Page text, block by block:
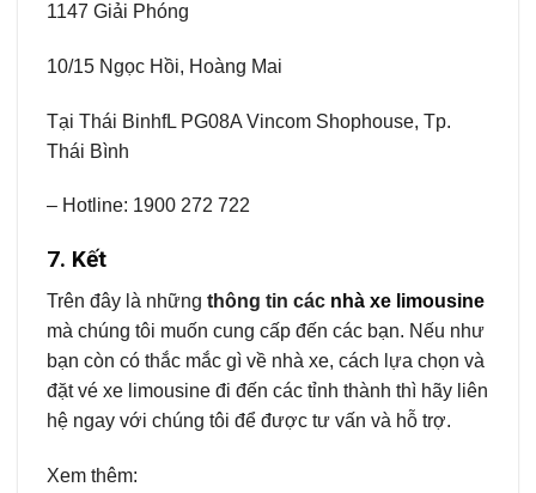
1147 Giải Phóng
10/15 Ngọc Hồi, Hoàng Mai
Tại Thái BinhfL PG08A Vincom Shophouse, Tp.
Thái Bình
– Hotline: 1900 272 722
7. Kết
Trên đây là những thông tin các nhà xe limousine
mà chúng tôi muốn cung cấp đến các bạn. Nếu như
bạn còn có thắc mắc gì về nhà xe, cách lựa chọn và
đặt vé xe limousine đi đến các tỉnh thành thì hãy liên
hệ ngay với chúng tôi để được tư vấn và hỗ trợ.
Xem thêm: